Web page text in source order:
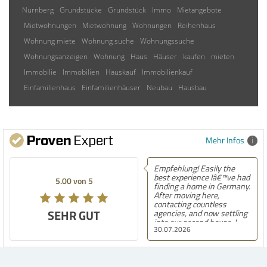
Nürnberg Grundstücke Grundstück Immo
Mietangebote
Mietwohnungen
Mietwohnung Wohnungen
Reihenhaus
Wohnung miete
Wohnung suche
Wohnungssuche
Wohnungsanzeigen
Wohnung Haus Häuser kaufen
mieten
Immobilie
Immobilien Hauskauf
Immobilienkauf
Einfamilienhaus
Einfamilienhäuser Neubau Hausbau
Mehr Infos
5.00 von 5
SEHR GUT
30.07.2026
Empfehlung! Easily the
best experience Iâ€™ve had
finding a home in Germany.
After moving here,
contacting countless
agencies, and now settling
into our second house, I
know firsthand how
challenging and
overwhelming the German